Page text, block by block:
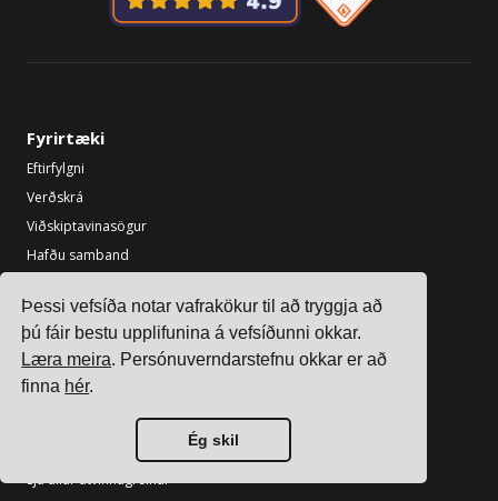
Þessi vefsíða notar vafrakökur til að tryggja að
þú fáir bestu upplifunina á vefsíðunni okkar.
Læra meira. Persónuverndarstefnu okkar er að
finna hér.
Ég skil
Fyrirtæki
Eftirfylgni
Verðskrá
Viðskiptavinasögur
Hafðu samband
Atvinnugreinar
Flutningsstjórnunarkerfi fyrir raftækjaframleiðendur
Flutningsstjórnunarkerfi fyrir efnaframleiðendur
Flutningsstjórnunarkerfi fyrir málm- og vélaframleiðendur
Flutningsstjórnunarkerfi fyrir prentun og pökkun
Sjá allar atvinnugreinar